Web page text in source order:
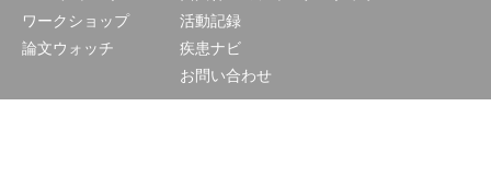
ワークショップ
論文ウォッチ
活動記録
疾患ナビ
お問い合わせ